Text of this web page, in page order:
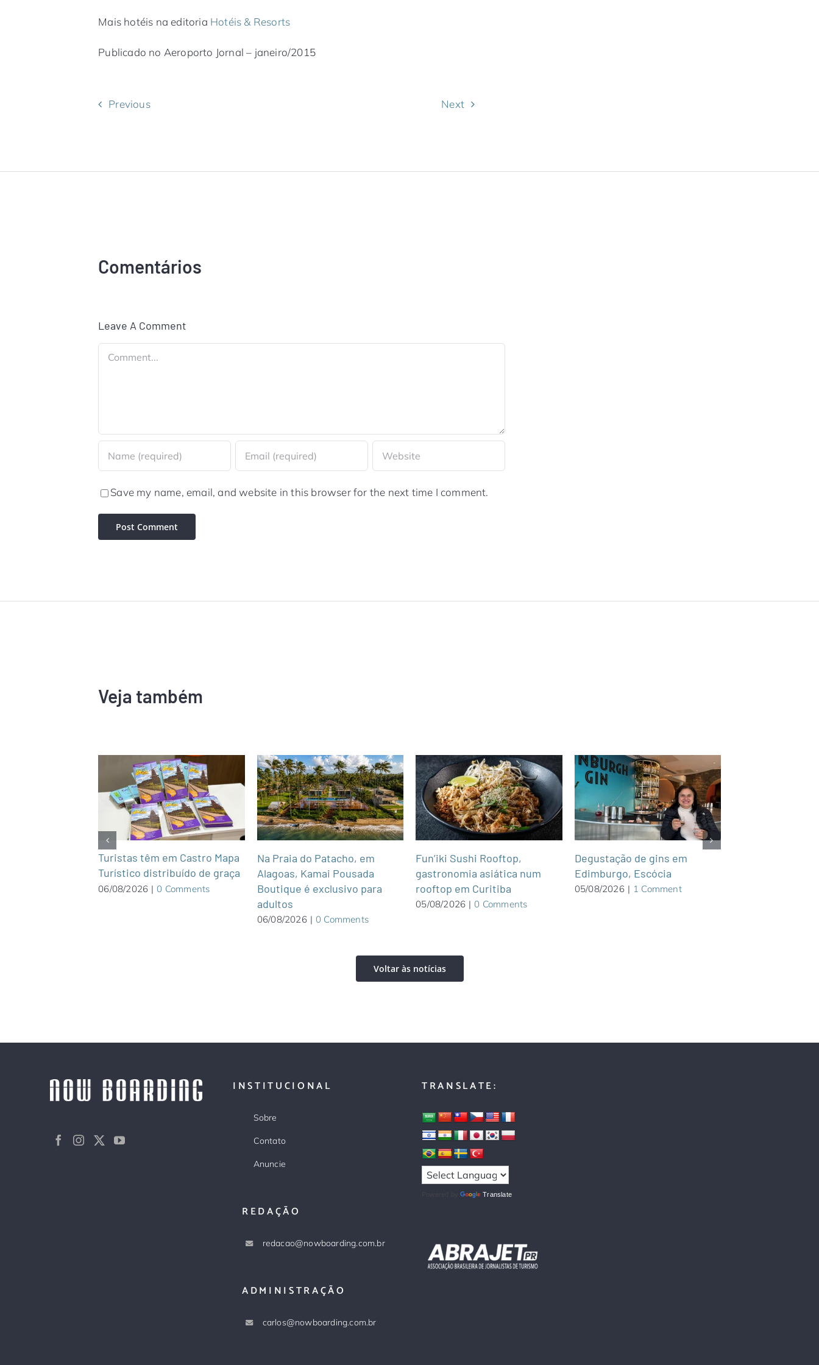
Mais hotéis na editoria Hotéis & Resorts
Publicado no Aeroporto Jornal – janeiro/2015
Previous Next
Comentários
Leave A Comment
Comment
Save my name, email, and website in this browser for the next time I comment.
Veja também
Turistas têm em Castro Mapa
Turístico distribuído de graça
06/08/2026 | 0 Comments
Na Praia do Patacho, em
Alagoas, Kamai Pousada
Boutique é exclusivo para
adultos
06/08/2026 | 0 Comments
Fun’iki Sushi Rooftop,
gastronomia asiática num
rooftop em Curitiba
05/08/2026 | 0 Comments
Degustação de gins em
Edimburgo, Escócia
05/08/2026 | 1 Comment
Voltar às notícias
INSTITUCIONAL
Sobre
Contato
Anuncie
REDAÇÃO
redacao@nowboarding.com.br
ADMINISTRAÇÃO
carlos@nowboarding.com.br
TRANSLATE:
Powered by Translate